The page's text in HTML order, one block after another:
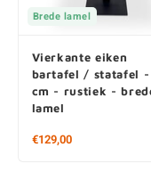
Brede lamel
Vierkante eiken
bartafel / statafel -
cm - rustiek -
lamel
€129,00